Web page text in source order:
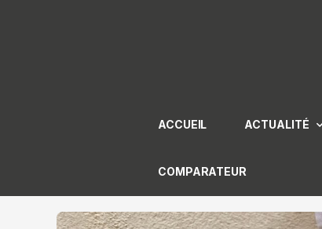
ACCUEIL ACTUALITÉ
COMPARATEUR